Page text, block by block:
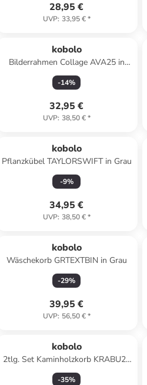
28,95 €
UVP: 33,95 €*
kobolo
Bilderrahmen Collage AVA25 in
Grau
-14%
32,95 €
UVP: 38,50 €*
kobolo
Pflanzkübel TAYLORSWIFT in Grau
-9%
34,95 €
UVP: 38,50 €*
kobolo
Wäschekorb GRTEXTBIN in Grau
-29%
39,95 €
UVP: 56,50 €*
kobolo
2tlg. Set Kaminholzkorb KRABU24
in Braun
-35%